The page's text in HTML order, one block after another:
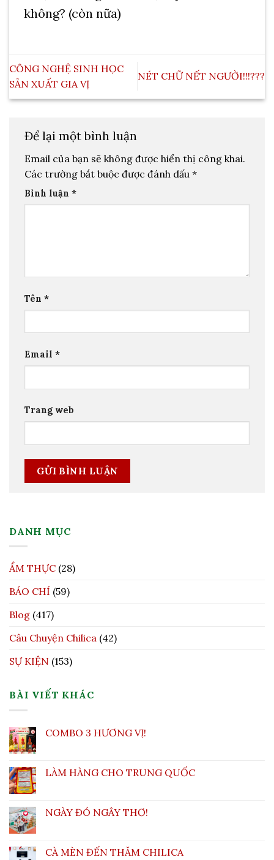
không? (còn nữa)
CÔNG NGHỆ SINH HỌC
SẢN XUẤT GIA VỊ
NÉT CHỮ NẾT NGƯỜI!!!???
Để lại một bình luận
Email của bạn sẽ không được hiển thị công khai.
Các trường bắt buộc được đánh dấu *
Bình luận *
Tên *
Email *
Trang web
DANH MỤC
ẨM THỰC (28)
BÁO CHÍ (59)
Blog (417)
Câu Chuyện Chilica (42)
SỰ KIỆN (153)
BÀI VIẾT KHÁC
COMBO 3 HƯƠNG VỊ!
LÀM HÀNG CHO TRUNG QUỐC
NGÀY ĐÓ NGÂY THƠ!
CÀ MÈN ĐẾN THĂM CHILICA